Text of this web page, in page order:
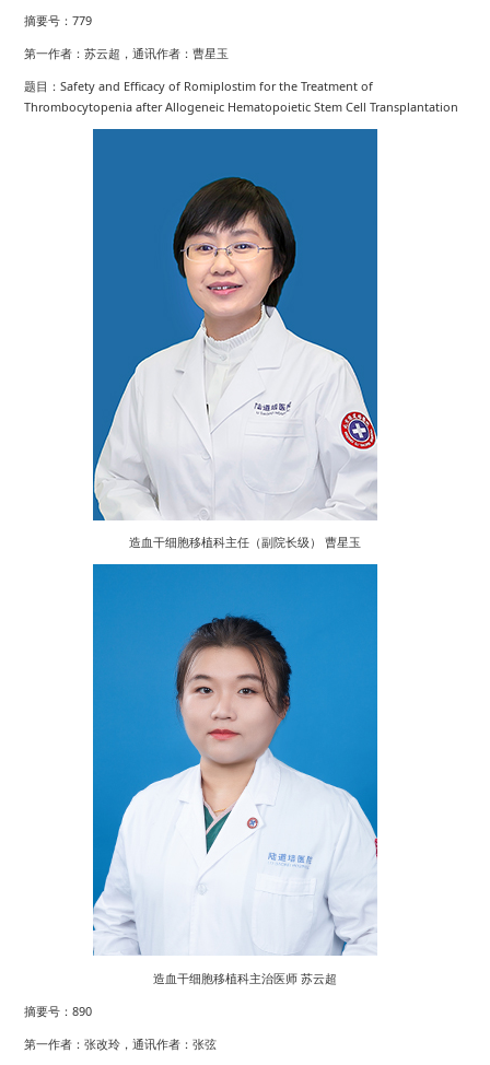
摘要号：779
第一作者：苏云超，通讯作者：曹星玉
题目：Safety and Efficacy of Romiplostim for the Treatment of
Thrombocytopenia after Allogeneic Hematopoietic Stem Cell Transplantation
造血干细胞移植科主任（副院长级） 曹星玉
造血干细胞移植科主治医师 苏云超
摘要号：890
第一作者：张改玲，通讯作者：张弦